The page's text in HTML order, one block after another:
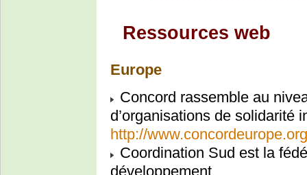
Ressources web
Europe
Concord rassemble au
d’organisations de solidarité
http://www.concordeurope.org
Coordination Sud est la
développement